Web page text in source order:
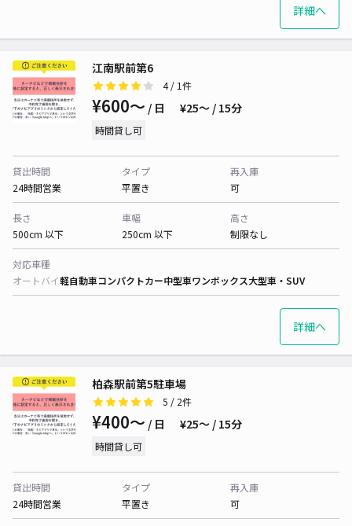
詳細へ
江南駅前第6
4/ 1件
¥600〜 / 日 ¥25〜 / 15分
時間貸し可
貸出時間
24時間営業
タイプ
平置き
再入庫
可
長さ
500cm 以下
車幅
250cm 以下
高さ
制限なし
対応車種
オートバイ軽自動車コンパクトカー中型車ワンボックス大型車・SUV
詳細へ
柏森駅前第5駐車場
5 / 2件
¥400〜 / 日 ¥25〜 / 15分
時間貸し可
貸出時間
24時間営業
タイプ
平置き
再入庫
可